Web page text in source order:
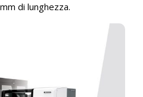
di lunghezza.